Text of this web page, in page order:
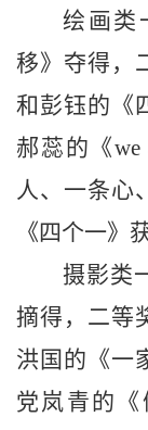
绘画类
移》夺得，
和彭钰的《
郝蕊的《
人、一条心
《四个一》
摄影类
摘得，二等
洪国的《一
党岚青的